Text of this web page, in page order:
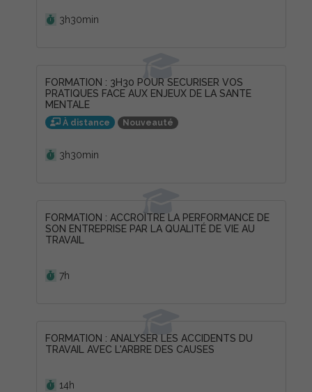
3h30min
FORMATION : 3H30 POUR SECURISER VOS
PRATIQUES FACE AUX ENJEUX DE LA SANTE
MENTALE
À distance Nouveauté
3h30min
FORMATION : ACCROÎTRE LA PERFORMANCE DE
SON ENTREPRISE PAR LA QUALITÉ DE VIE AU
TRAVAIL
7h
FORMATION : ANALYSER LES ACCIDENTS DU
TRAVAIL AVEC L'ARBRE DES CAUSES
14h